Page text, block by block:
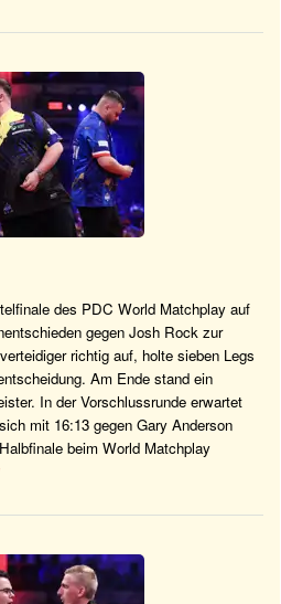
des PDC World Matchplay auf
gegen Josh Rock zur
richtig auf, holte sieben Legs
Am Ende stand ein
In der Vorschlussrunde erwartet
mit 16:13 gegen Gary Anderson
beim World Matchplay